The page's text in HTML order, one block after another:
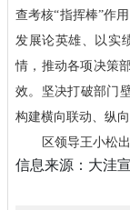
查考核“指挥棒”作
发展论英雄、以实
情，推动各项决策
效。坚决打破部门
构建横向联动、纵
区领导王小松
信息来源：大洼